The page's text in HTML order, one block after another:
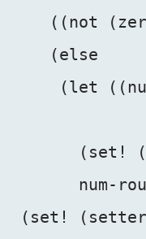
((not
     (else
(let
(set!
num-
(set!